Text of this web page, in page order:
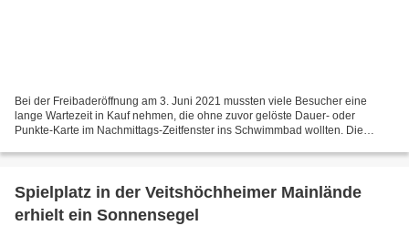
Bei der Freibaderöffnung am 3. Juni 2021 mussten viele Besucher eine
lange Wartezeit in Kauf nehmen, die ohne zuvor gelöste Dauer- oder
Punkte-Karte im Nachmittags-Zeitfenster ins Schwimmbad wollten. Die
Spielplatz in der Veitshöchheimer Mainlände
erhielt ein Sonnensegel